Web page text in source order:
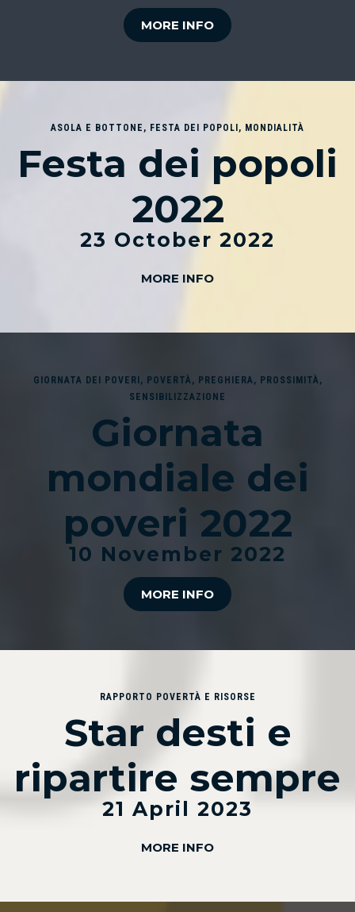
MORE INFO
ASOLA E BOTTONE , FESTA DEI POPOLI , MONDIALITÀ
Festa dei popoli
2022
23 October 2022
MORE INFO
GIORNATA DEI POVERI, POVERTÀ , PREGHIERA , PROSSIMITÀ ,
SENSIBILIZZAZIONE
Giornata
mondiale dei
poveri 2022
10 November 2022
MORE INFO
RAPPORTO POVERTÀ E RISORSE
Star desti e
ripartire sempre
21 April 2023
MORE INFO